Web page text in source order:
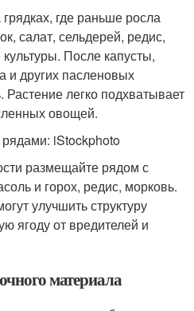
где раньше росла
салат, сельдерей, редис,
После капусты,
и других пасленовых
Растение легко подхватывает
овощей.
iStockphoto
размещайте рядом с
и горох, редис, морковь.
улучшить структуру
ягоду от вредителей и
материала